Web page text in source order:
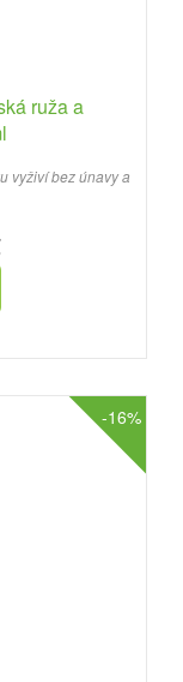
ruža a
vyživí bez únavy a
-16%